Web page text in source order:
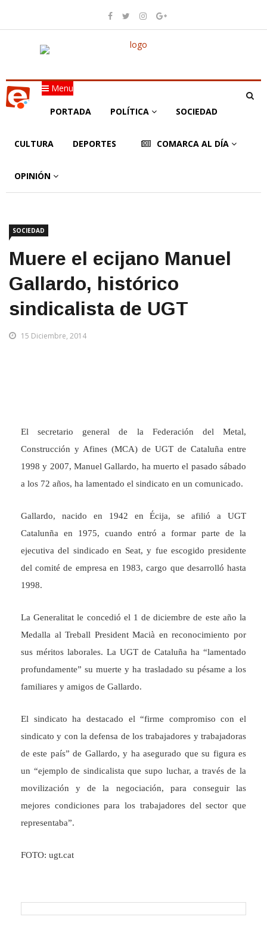
Menu
PORTADA POLÍTICA SOCIEDAD
CULTURA DEPORTES COMARCA AL DÍA
OPINIÓN
SOCIEDAD
Muere el ecijano Manuel
Gallardo, histórico
sindicalista de UGT
15 Diciembre, 2014
El secretario general de la Federación del Metal,
Construcción y Afines (MCA) de UGT de Cataluña entre
1998 y 2007, Manuel Gallardo, ha muerto el pasado sábado
a los 72 años, ha lamentado el sindicato en un comunicado.
Gallardo, nacido en 1942 en Écija, se afilió a UGT
Catalunña en 1975, cuando entró a formar parte de la
ejecutiva del sindicado en Seat, y fue escogido presidente
del comité de empresa en 1983, cargo que desarrolló hasta
1998.
La Generalitat le concedió el 1 de diciembre de este año la
Medalla al Treball President Macià en reconocimiento por
sus méritos laborales. La UGT de Cataluña ha “lamentado
profundamente” su muerte y ha trasladado su pésame a los
familiares y amigos de Gallardo.
El sindicato ha destacado el “firme compromiso con el
sindicato y con la defensa de los trabajadores y trabajadoras
de este país” de Gallardo, y ha asegurado que su figura es
un “ejemplo de sindicalista que supo luchar, a través de la
movilización y de la negociación, para conseguir las
mejores condiciones para los trabajadores del sector que
representaba”.
FOTO: ugt.cat